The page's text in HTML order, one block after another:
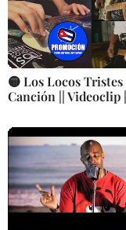
🟡 Los Locos
Canción || Videoclip